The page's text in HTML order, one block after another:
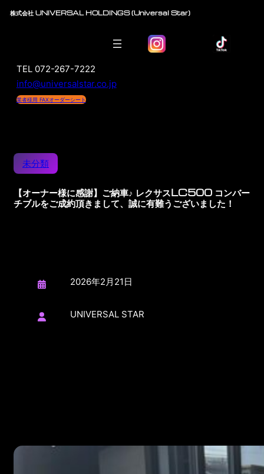
株式会社 UNIVERSAL HOLDINGS (Universal Star)
TEL 072-267-7222
info@universalstar.co.jp
業者様用 FAXオーダーシート
未分類
【オーナー様に感謝】ご納車♪ レクサスLC500 コンバー
チブルをご成約頂きまして、誠に有難うございました！
2026年2月21日
UNIVERSAL STAR